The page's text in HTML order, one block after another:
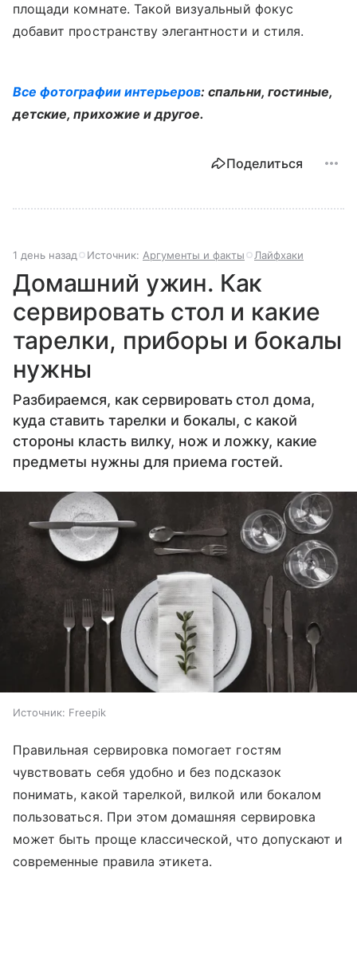
площади комнате. Такой визуальный фокус
добавит пространству элегантности и стиля.
Все фотографии интерьеров: спальни, гостиные,
детские, прихожие и другое.
Поделиться
1 день назад Источник: Аргументы и факты Лайфхаки
Домашний ужин. Как
сервировать стол и какие
тарелки, приборы и бокалы
нужны
Разбираемся, как сервировать стол дома,
куда ставить тарелки и бокалы, с какой
стороны класть вилку, нож и ложку, какие
предметы нужны для приема гостей.
Источник: Freepik
Правильная сервировка помогает гостям
чувствовать себя удобно и без подсказок
понимать, какой тарелкой, вилкой или бокалом
пользоваться. При этом домашняя сервировка
может быть проще классической, что допускают и
современные правила этикета.